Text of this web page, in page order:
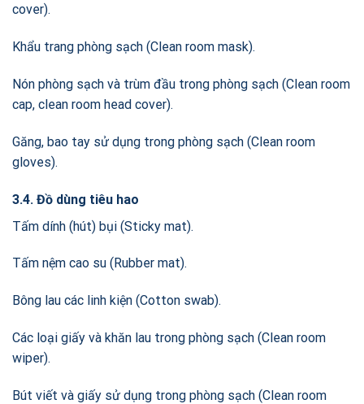
cover).
Khẩu trang phòng sạch (Clean room mask).
Nón phòng sạch và trùm đầu trong phòng sạch (Clean room
cap, clean room head cover).
Găng, bao tay sử dụng trong phòng sạch (Clean room
gloves).
3.4. Đồ dùng tiêu hao
Tấm dính (hút) bụi (Sticky mat).
Tấm nệm cao su (Rubber mat).
Bông lau các linh kiện (Cotton swab).
Các loại giấy và khăn lau trong phòng sạch (Clean room
wiper).
Bút viết và giấy sử dụng trong phòng sạch (Clean room